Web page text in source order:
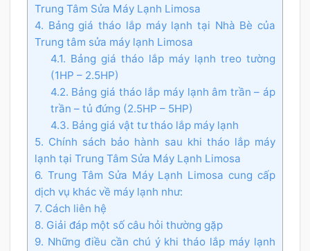
Trung Tâm Sửa Máy Lạnh Limosa
4. Bảng giá tháo lắp máy lạnh tại Nhà Bè của
Trung tâm sửa máy lạnh Limosa
4.1. Bảng giá tháo lắp máy lạnh treo tường
(1HP – 2.5HP)
4.2. Bảng giá tháo lắp máy lạnh âm trần – áp
trần – tủ đứng (2.5HP – 5HP)
4.3. Bảng giá vật tư tháo lắp máy lạnh
5. Chính sách bảo hành sau khi tháo lắp máy
lạnh tại Trung Tâm Sửa Máy Lạnh Limosa
6. Trung Tâm Sửa Máy Lạnh Limosa cung cấp
dịch vụ khác về máy lạnh như:
7. Cách liên hệ
8. Giải đáp một số câu hỏi thường gặp
9. Những điều cần chú ý khi tháo lắp máy lạnh